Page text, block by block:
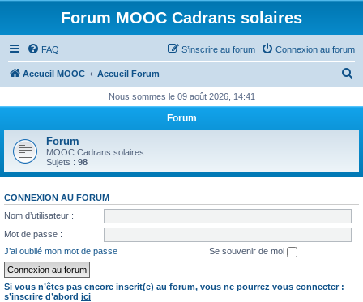
Forum MOOC Cadrans solaires
FAQ Connexion au forum
S’inscrire au forum
Accueil MOOC Accueil Forum
h
r
Nous sommes le 09 août 2026, 14:41
Forum
Forum
MOOC Cadrans solaires
Sujets : 98
CONNEXION AU FORUM
Nom d’utilisateur :
Mot de passe :
J’ai oublié mon mot de passe
Se souvenir de moi
Si vous n’êtes pas encore inscrit(e) au forum, vous ne pourrez vous connecter :
s’inscrire d’abord ici